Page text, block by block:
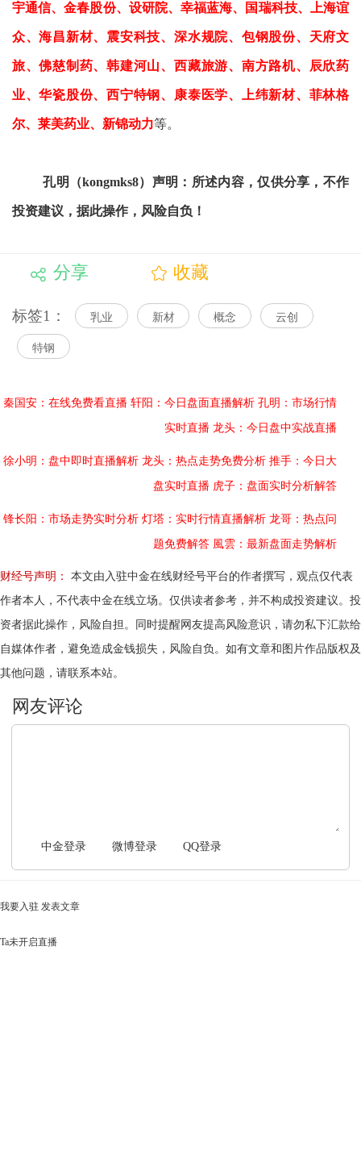
宇通信、金春股份、设研院、幸福蓝海、国瑞科技、上海谊
众、海昌新材、震安科技、深水规院、包钢股份、天府文
旅、佛慈制药、韩建河山、西藏旅游、南方路机、辰欣药
业、华瓷股份、西宁特钢、康泰医学、上纬新材、菲林格
尔、莱美药业、新锦动力等。
孔明（kongmks8）声明：所述内容，仅供分享，不作
投资建议，据此操作，风险自负！
分享 收藏
标签1： 乳业 新材 概念 云创
特钢
秦国安：在线免费看直播 轩阳：今日盘面直播解析 孔明：市场行情
实时直播 龙头：今日盘中实战直播
徐小明：盘中即时直播解析 龙头：热点走势免费分析 推手：今日大
盘实时直播 虎子：盘面实时分析解答
锋长阳：市场走势实时分析 灯塔：实时行情直播解析 龙哥：热点问
题免费解答 風雲：最新盘面走势解析
财经号声明：
本文由入驻中金在线财经号平台的作者撰写，观点仅代表
作者本人，不代表中金在线立场。仅供读者参考，并不构成投资建议。投
资者据此操作，风险自担。同时提醒网友提高风险意识，请勿私下汇款给
自媒体作者，避免造成金钱损失，风险自负。如有文章和图片作品版权及
其他问题，请联系本站。
中金登录 微博登录 QQ登录
我要入驻 发表文章
Ta未开启直播